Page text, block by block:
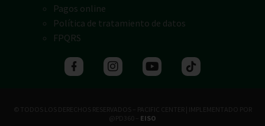
Pagos online
Política de tratamiento de datos
FPQRS
© TODOS LOS DERECHOS RESERVADOS – PACIFIC CENTER | IMPLEMENTADO POR
@PD360 – EISO